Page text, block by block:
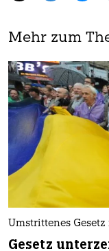
Mehr zum
Umstrittenes
Gesetz